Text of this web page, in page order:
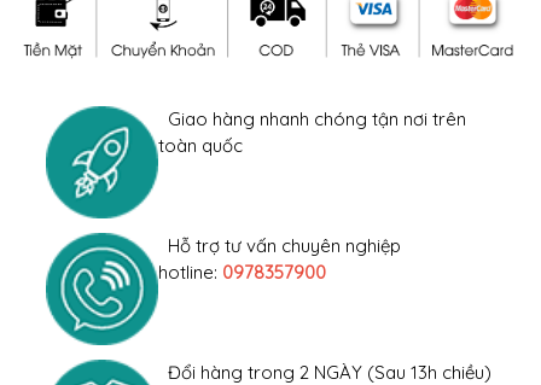
Giao hàng nhanh chóng tận nơi trên
toàn quốc
Hỗ trợ tư vấn chuyên nghiệp
hotline: 0978357900
Đổi hàng trong 2 NGÀY (Sau 13h chiều)